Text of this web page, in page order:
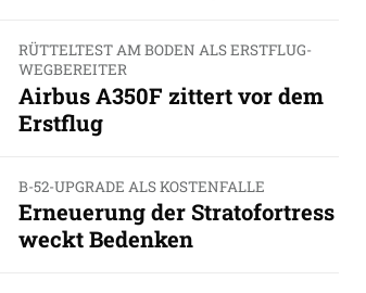
RÜTTELTEST AM BODEN ALS ERSTFLUG-
WEGBEREITER
Airbus A350F zittert vor dem
Erstflug
B-52-UPGRADE ALS KOSTENFALLE
Erneuerung der Stratofortress
weckt Bedenken